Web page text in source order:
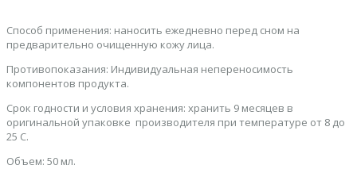
Способ применения: наносить ежедневно перед сном на
предварительно очищенную кожу лица.
Противопоказания: Индивидуальная непереносимость
компонентов продукта.
Срок годности и условия хранения: хранить 9 месяцев в
оригинальной упаковке производителя при температуре от 8 до
25 С.
Объем: 50 мл.